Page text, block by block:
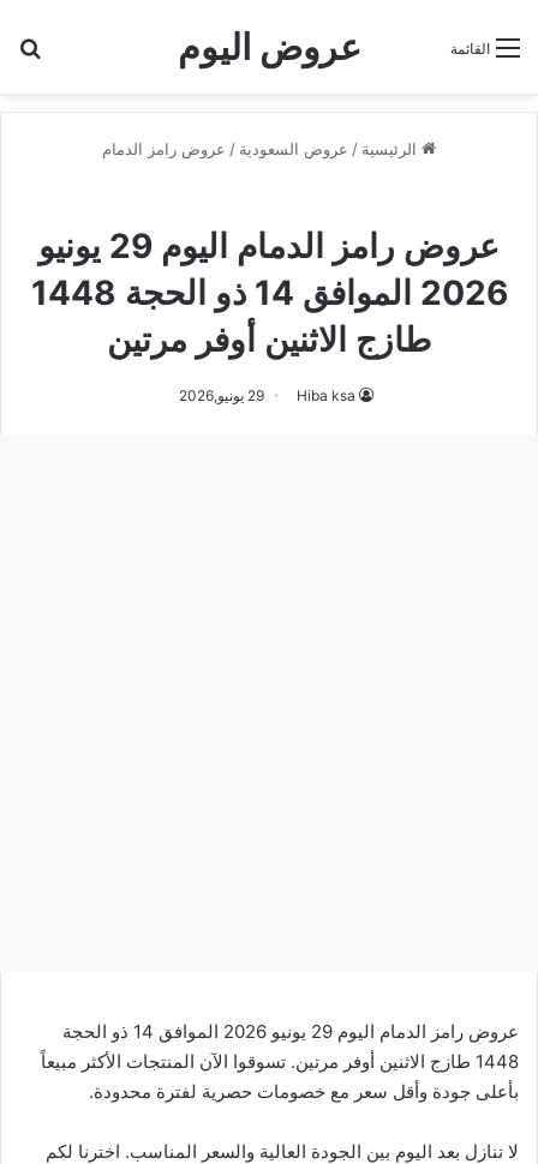
عروض اليوم القائمة
الرئيسية / عروض السعودية / عروض رامز الدمام
عروض رامز الدمام اليوم 29 يونيو
2026 الموافق 14 ذو الحجة 1448
طازج الاثنين أوفر مرتين
Hiba ksa 29 يونيو,2026
عروض رامز الدمام اليوم 29 يونيو 2026 الموافق 14 ذو الحجة
1448 طازج الاثنين أوفر مرتين. تسوقوا الآن المنتجات الأكثر مبيعاً
بأعلى جودة وأقل سعر مع خصومات حصرية لفترة محدودة.
لا تنازل بعد اليوم بين الجودة العالية والسعر المناسب. اخترنا لكم